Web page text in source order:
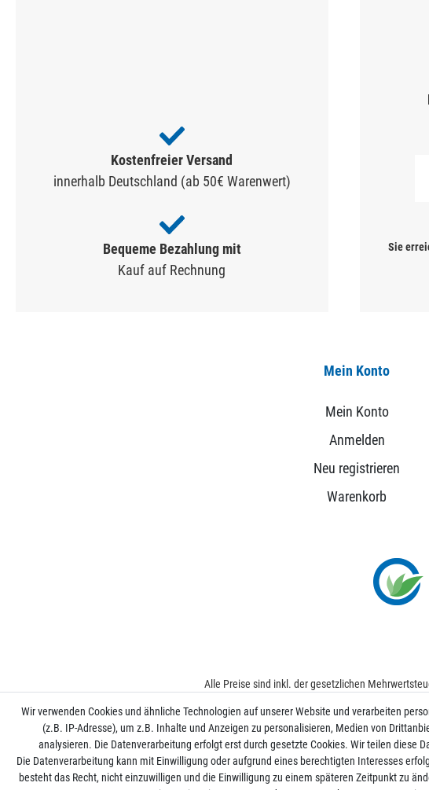
Kostenfreier Versand
innerhalb Deutschland (ab 50€ Warenwert)
Bequeme Bezahlung mit
Kauf auf Rechnung
Sie
Mein Konto
Mein Konto
Anmelden
Neu registrieren
Warenkorb
Alle Preise sind inkl. der gesetzlichen
Wir verwenden Cookies und ähnliche Technologien auf unserer Website und verarbeiten
(z.B. IP-Adresse), um z.B. Inhalte und Anzeigen zu personalisieren, Medien von
analysieren. Die Datenverarbeitung erfolgt erst durch gesetzte Cookies. Wir teilen diese
Die Datenverarbeitung kann mit Einwilligung oder aufgrund eines berechtigten Interesses
besteht das Recht, nicht einzuwilligen und die Einwilligung zu einem späteren Zeitpunkt zu